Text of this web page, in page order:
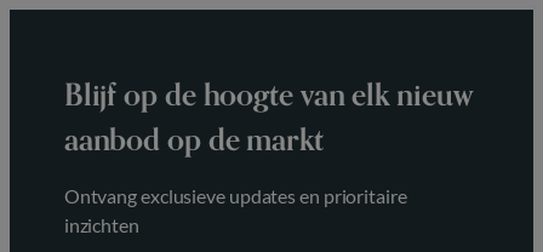
Blijf op de hoogte van elk nieuw
aanbod op de markt
Ontvang exclusieve updates en prioritaire
inzichten